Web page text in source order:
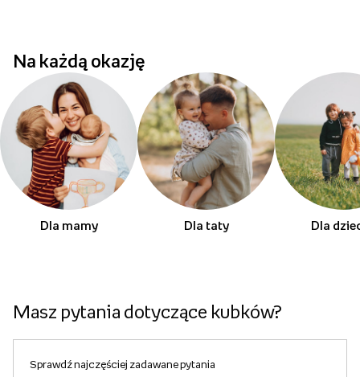
Na każdą okazję
Dla mamy Dla taty Dla
Masz pytania dotyczące kubków?
Sprawdź najczęściej zadawane pytania